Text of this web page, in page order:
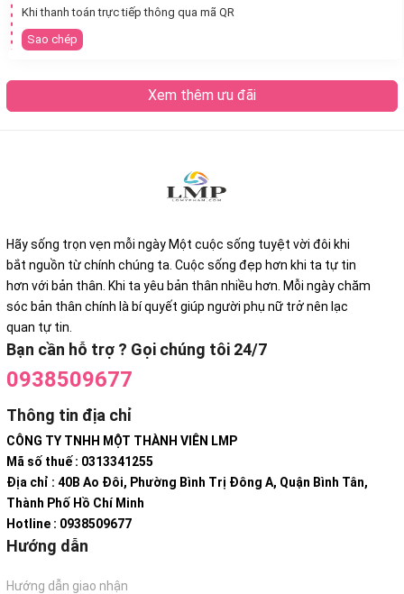
Khi thanh toán trực tiếp thông qua mã QR
Sao chép
Xem thêm ưu đãi
Hãy sống trọn vẹn mỗi ngày Một cuộc sống tuyệt vời đôi khi
bắt nguồn từ chính chúng ta. Cuộc sống đẹp hơn khi ta tự tin
hơn với bản thân. Khi ta yêu bản thân nhiều hơn. Mỗi ngày chăm
sóc bản thân chính là bí quyết giúp người phụ nữ trở nên lạc
quan tự tin.
Bạn cần hỗ trợ ? Gọi chúng tôi 24/7
0938509677
Thông tin địa chỉ
CÔNG TY TNHH MỘT THÀNH VIÊN LMP
Mã số thuế : 0313341255
Địa chỉ : 40B Ao Đôi, Phường Bình Trị Đông A, Quận Bình Tân,
Thành Phố Hồ Chí Minh
Hotline : 0938509677
Hướng dẫn
Hướng dẫn giao nhận